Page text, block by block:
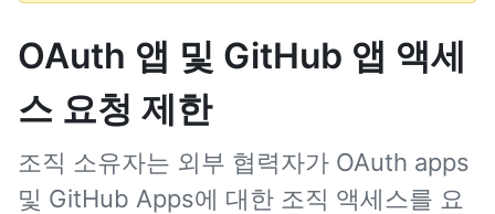
OAuth 앱 및 GitHub 앱 액세
스 요청 제한
조직 소유자는 외부 협력자가 OAuth apps
및 GitHub Apps에 대한 조직 액세스를 요